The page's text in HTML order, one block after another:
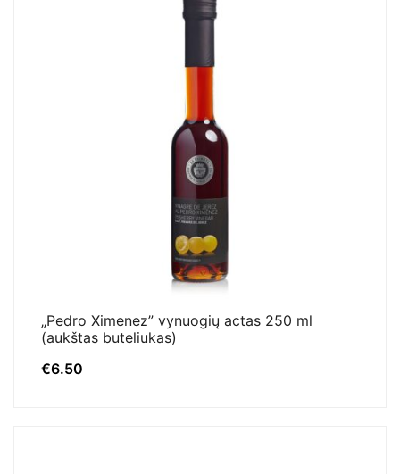
„Pedro Ximenez” vynuogių actas 250 ml
(aukštas buteliukas)
€6.50